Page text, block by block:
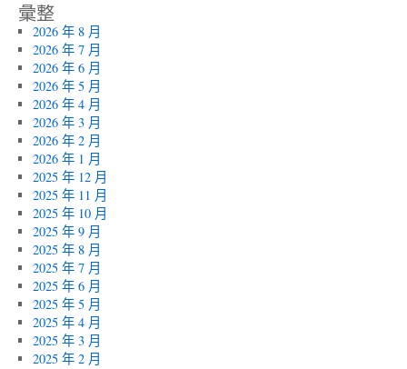
彙整
2026 年 8 月
2026 年 7 月
2026 年 6 月
2026 年 5 月
2026 年 4 月
2026 年 3 月
2026 年 2 月
2026 年 1 月
2025 年 12 月
2025 年 11 月
2025 年 10 月
2025 年 9 月
2025 年 8 月
2025 年 7 月
2025 年 6 月
2025 年 5 月
2025 年 4 月
2025 年 3 月
2025 年 2 月